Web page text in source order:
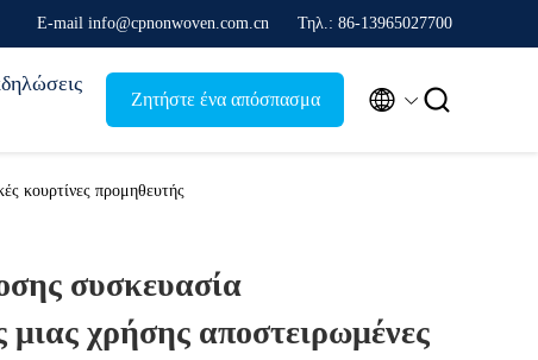
Ε-mail info@cpnonwoven.com.cn Τηλ.: 86-13965027700
Ζητήστε ένα απόσπασμα  
κουρτίνες προμηθευτής
συσκευασία
μιας χρήσης αποστειρωμένες